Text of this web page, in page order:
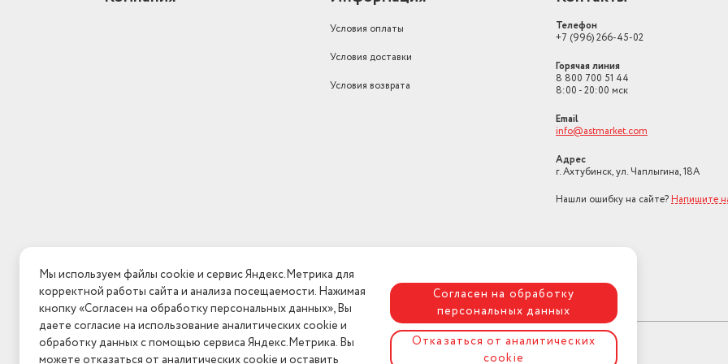
Условия оплаты
Условия доставки
Условия возврата
Телефон
+7 (996) 266-45-02
Горячая линия
8 800 700 51 44
8:00 - 20:00 мск
Email
info@astmarket.com
Адрес
г. Ахтубинск, ул. Чаплыгина, 18А
Нашли ошибку на сайте? Напишите
Мы используем файлы cookie и сервис Яндекс.Метрика для
корректной работы сайта и анализа посещаемости. Нажимая
кнопку «Согласен на обработку персональных данных», Вы
даете согласие на использование аналитических cookie и
обработку данных с помощью сервиса Яндекс.Метрика. Вы
можете отказаться от аналитических cookie и оставить
Согласен на обработку
персональных данных
Отказаться от аналитических
cookie